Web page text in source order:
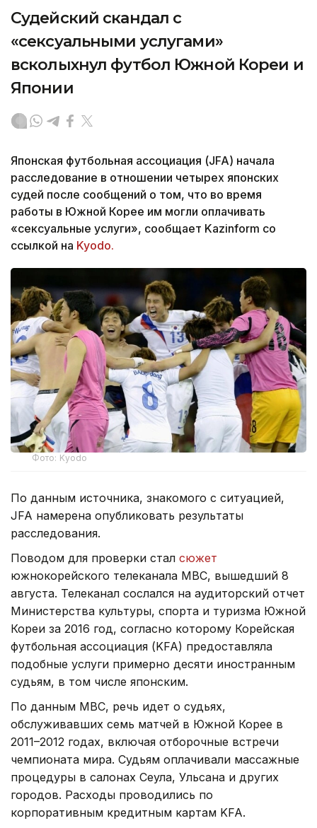
Судейский скандал с
«сексуальными услугами»
всколыхнул футбол Южной Кореи и
Японии
Японская футбольная ассоциация (JFA) начала
расследование в отношении четырех японских
судей после сообщений о том, что во время
работы в Южной Корее им могли оплачивать
«сексуальные услуги», сообщает Kazinform со
ссылкой на Kyodo.
Фото: Kyodo
По данным источника, знакомого с ситуацией,
JFA намерена опубликовать результаты
расследования.
Поводом для проверки стал сюжет
южнокорейского телеканала MBC, вышедший 8
августа. Телеканал сослался на аудиторский отчет
Министерства культуры, спорта и туризма Южной
Кореи за 2016 год, согласно которому Корейская
футбольная ассоциация (KFA) предоставляла
подобные услуги примерно десяти иностранным
судьям, в том числе японским.
По данным MBC, речь идет о судьях,
обслуживавших семь матчей в Южной Корее в
2011–2012 годах, включая отборочные встречи
чемпионата мира. Судьям оплачивали массажные
процедуры в салонах Сеула, Ульсана и других
городов. Расходы проводились по
корпоративным кредитным картам KFA.